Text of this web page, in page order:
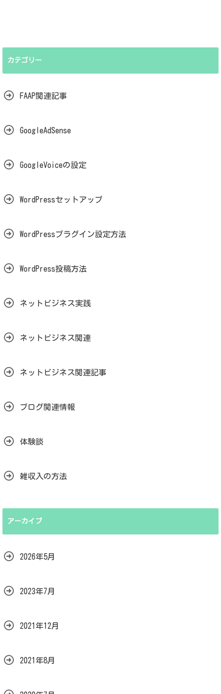
カテゴリー
FAAP関連記事
GoogleAdSense
GoogleVoiceの設定
WordPressセットアップ
WordPressプラグイン設定方法
WordPress投稿方法
ネットビジネス実践
ネットビジネス関連
ネットビジネス関連記事
ブログ関連情報
体験談
雑収入の方法
アーカイブ
2026年5月
2023年7月
2021年12月
2021年8月